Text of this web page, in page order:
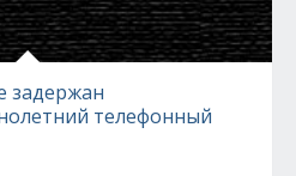
задержан
телефонный